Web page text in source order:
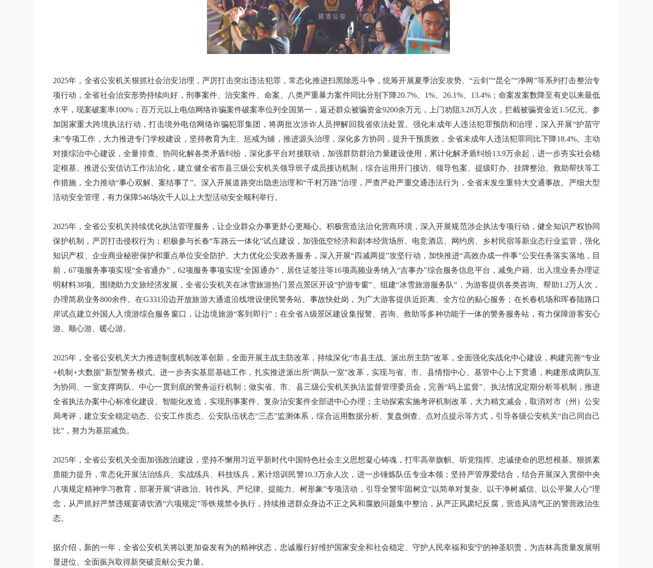
2025年，全省公安机关狠抓社会治安治理，严厉打击突出违法犯罪，常态化推进扫黑除恶斗争，统筹开展夏季治安攻势、“云剑”“昆仑”“净网”等系列打击整治专
项行动，全省社会治安形势持续向好，刑事案件、治安案件、命案、八类严重暴力案件同比分别下降20.7%、1%、26.1%、13.4%；命案发案数降至有史以来最低
水平，现案破案率100%；百万元以上电信网络诈骗案件破案率位列全国第一，返还群众被骗资金9200余万元，上门劝阻3.28万人次，拦截被骗资金近1.5亿元。参
加国家重大跨境执法行动，打击境外电信网络诈骗犯罪集团，将两批次涉诈人员押解回我省依法处置。强化未成年人违法犯罪预防和治理，深入开展“护苗守
未”专项工作，大力推进专门学校建设，坚持教育为主、惩戒为辅，推进源头治理，深化多方协同，提升干预质效，全省未成年人违法犯罪同比下降18.4%。主动
对接综治中心建设，全量排查、协同化解各类矛盾纠纷，深化多平台对接联动，加强群防群治力量建设使用，累计化解矛盾纠纷13.9万余起，进一步夯实社会稳
定根基。推进公安信访工作法治化，建立健全省市县三级公安机关领导班子成员接访机制，综合运用开门接访、领导包案、提级盯办、挂牌整治、救助帮扶等工
作措施，全力推动“事心双解、案结事了”。深入开展道路突出隐患治理和“千村万路”治理，严查严处严重交通违法行为，全省未发生重特大交通事故。严细大型
活动安全管理，有力保障546场次千人以上大型活动安全顺利举行。
2025年，全省公安机关持续优化执法管理服务，让企业群众办事更舒心更顺心。积极营造法治化营商环境，深入开展规范涉企执法专项行动，健全知识产权协同
保护机制，严厉打击侵权行为；积极参与长春“车路云一体化”试点建设，加强低空经济和剧本经营场所、电竞酒店、网约房、乡村民宿等新业态行业监管，强化
知识产权、企业商业秘密保护和重点单位安全防护。大力优化公安政务服务，深入开展“四减两提”攻坚行动，加快推进“高效办成一件事”公安任务落实落地，目
前，67项服务事项实现“全省通办”，62项服务事项实现“全国通办”，居住证签注等16项高频业务纳入“吉事办”综合服务信息平台，减免户籍、出入境业务办理证
明材料38项。围绕助力文旅经济发展，全省公安机关在冰雪旅游热门景点景区开设“护游专窗”、组建“冰雪旅游服务队”，为游客提供各类咨询、帮助1.2万人次，
办理简易业务800余件。在G331沿边开放旅游大通道沿线增设便民警务站、事故快处岗，为广大游客提供近距离、全方位的贴心服务；在长春机场和珲春陆路口
岸试点建立外国人入境游综合服务窗口，让边境旅游“客到即行”；在全省A级景区建设集报警、咨询、救助等多种功能于一体的警务服务站，有力保障游客安心
游、顺心游、暖心游。
2025年，全省公安机关大力推进制度机制改革创新，全面开展主战主防改革，持续深化“市县主战、派出所主防”改革，全面强化实战化中心建设，构建完善“专业
+机制+大数据”新型警务模式。进一步夯实基层基础工作，扎实推进派出所“两队一室”改革，实现与省、市、县情指中心、基管中心上下贯通，构建形成两队互
为协同、一室支撑两队、中心一贯到底的警务运行机制；做实省、市、县三级公安机关执法监督管理委员会，完善“码上监督”、执法情况定期分析等机制，推进
全省执法办案中心标准化建设、智能化改造，实现刑事案件、复杂治安案件全部进中心办理；主动探索实施考评机制改革，大力精文减会，取消对市（州）公安
局考评，建立安全稳定动态、公安工作质态、公安队伍状态“三态”监测体系，综合运用数据分析、复盘倒查、点对点提示等方式，引导各级公安机关“自己同自己
比”，努力为基层减负。
2025年，全省公安机关全面加强政治建设，坚持不懈用习近平新时代中国特色社会主义思想凝心铸魂，打牢高举旗帜、听党指挥、忠诚使命的思想根基。狠抓素
质能力提升，常态化开展法治练兵、实战练兵、科技练兵，累计培训民警10.3万余人次，进一步锤炼队伍专业本领；坚持严管厚爱结合，结合开展深入贯彻中央
八项规定精神学习教育，部署开展“讲政治、转作风、严纪律、提能力、树形象”专项活动，引导全警牢固树立“以简单对复杂、以干净树威信、以公平聚人心”理
念，从严抓好严禁违规宴请饮酒“六项规定”等铁规禁令执行，持续推进群众身边不正之风和腐败问题集中整治，从严正风肃纪反腐，营造风清气正的警营政治生
态。
据介绍，新的一年，全省公安机关将以更加奋发有为的精神状态，忠诚履行好维护国家安全和社会稳定、守护人民幸福和安宁的神圣职责，为吉林高质量发展明
显进位、全面振兴取得新突破贡献公安力量。